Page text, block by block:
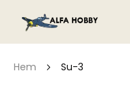
Hem Su-3